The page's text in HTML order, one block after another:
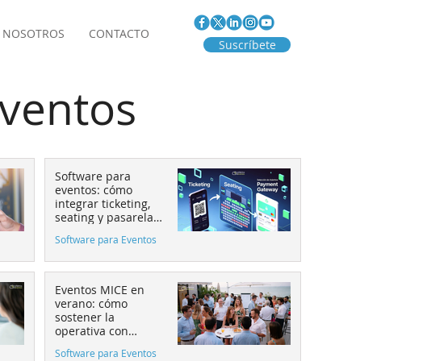
NOSOTROS CONTACTO
Suscríbete
Software para
eventos: cómo
integrar ticketing,
seating y pasarela
conversión
Software para Eventos
Eventos MICE en
verano: cómo
sostener la
operativa con
Software para Eventos